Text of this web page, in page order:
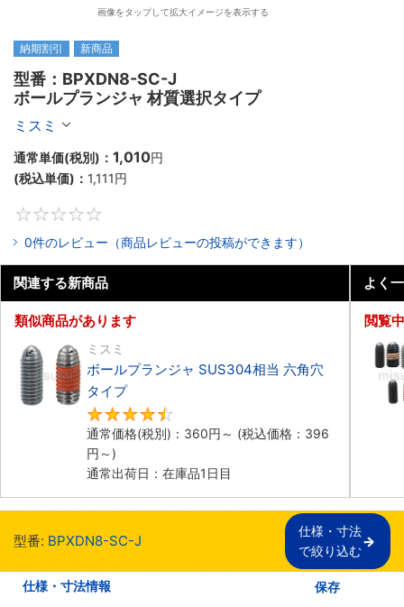
画像をタップして拡大イメージを表示する
納期割引 新商品
型番：BPXDN8-SC-J
ボールプランジャ 材質選択タイプ
ミスミ
通常単価(税別)： 1,010円
(税込単価)： 1,111円
0件のレビュー（商品レビューの投稿ができます）
関連する新商品
類似商品があります
ミスミ
ボールプランジャ SUS304相当 六角穴
タイプ​
通常価格(税別)： 360円 ～ (税込価格： 396
円 ～)
通常出荷日：在庫品1日目
よく
閲覧
型番: BPXDN8-SC-J
仕様・寸法
で絞り込む
仕様・寸法情報 保存